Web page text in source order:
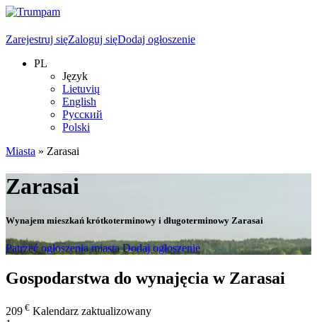
Zarejestruj sięZaloguj sięDodaj ogłoszenie
PL
Język
Lietuvių
English
Русский
Polski
Miasta » Zarasai
Zarasai
Wynajem mieszkań krótkoterminowy i długoterminowy Zarasai
Patrzeć ogłoszenia miasta Dodaj ogłoszenie
Gospodarstwa do wynajęcia w Zarasai
209 € Kalendarz zaktualizowany